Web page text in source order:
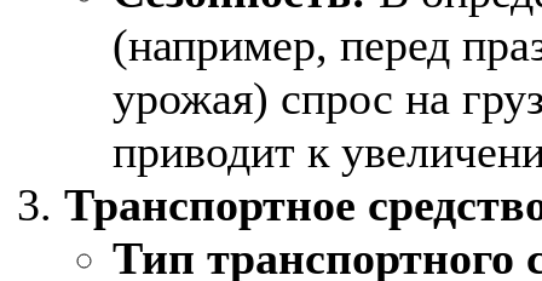
(например, перед
урожая) спрос на
приводит к
Транспортное
Тип транспортного